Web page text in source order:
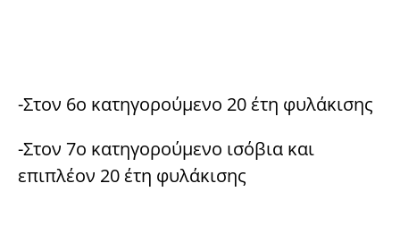
-Στον 6ο κατηγορούμενο 20 έτη φυλάκισης
-Στον 7ο κατηγορούμενο ισόβια και
επιπλέον 20 έτη φυλάκισης